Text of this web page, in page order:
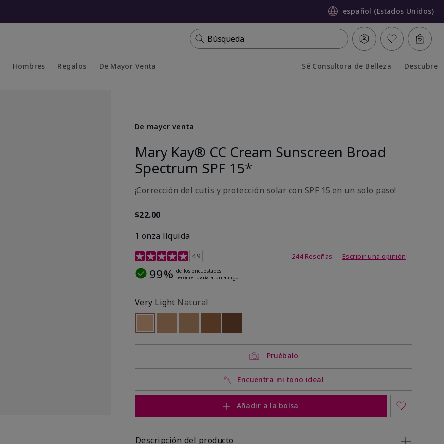
español (Estados Unidos)
Búsqueda
Hombres Regalos De Mayor Venta Sé Consultora de Belleza Descubre
De mayor venta
Mary Kay® CC Cream Sunscreen Broad
Spectrum SPF 15*
¡Corrección del cutis y protección solar con SPF 15 en un solo paso!
$22.00
1 onza líquida
Calificación de clientes de 3,7 de 5
4.9 244 Reseñas Escribir una opinión
99% de los encuestados
recomendaría a un amigo.
Very Light Natural
Pruébalo
Encuentra mi tono ideal
Añadir a la bolsa
Descripción del producto